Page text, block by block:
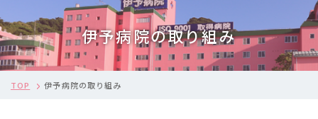
伊予病院の取り組み
TOP 伊予病院の取り組み